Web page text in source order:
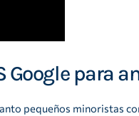
Google para
pequeños minoristas